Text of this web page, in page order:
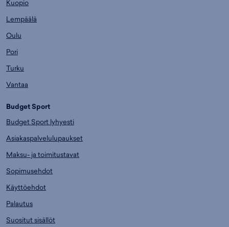
Kuopio
Lempäälä
Oulu
Pori
Turku
Vantaa
Budget Sport
Budget Sport lyhyesti
Asiakaspalvelulupaukset
Maksu- ja toimitustavat
Sopimusehdot
Käyttöehdot
Palautus
Suositut sisällöt